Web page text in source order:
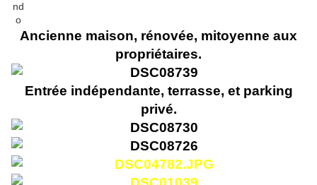
Ancienne maison, rénovée, mitoyenne aux
propriétaires.
Entrée indépendante, terrasse, et parking
privé.